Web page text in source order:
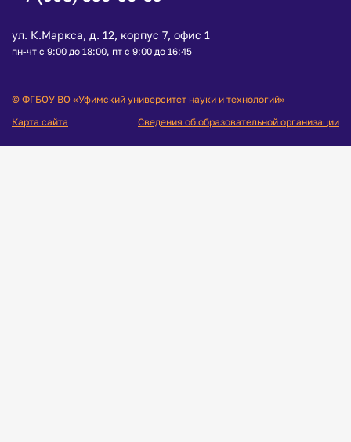
ул. К.Маркса, д. 12, корпус 7, офис 1
пн-чт с 9:00 до 18:00, пт с 9:00 до 16:45
© ФГБОУ ВО «Уфимский университет науки и технологий»
Карта сайта
Сведения об образовательной организации